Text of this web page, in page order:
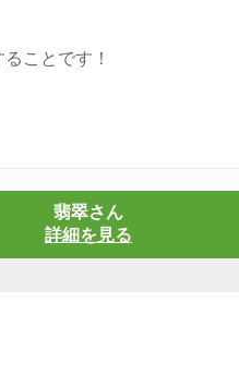
ことです！
翡翠さん
詳細を見る